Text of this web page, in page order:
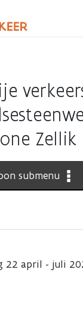
Zellik
submenu
22 april - juli